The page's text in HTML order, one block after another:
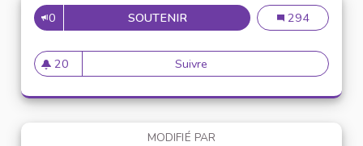
0 SOUTENIRMISE EN PLACE DEMise en place
294
20
20 abonnés
Suivre Mise en place de référents
MODIFIÉ PAR